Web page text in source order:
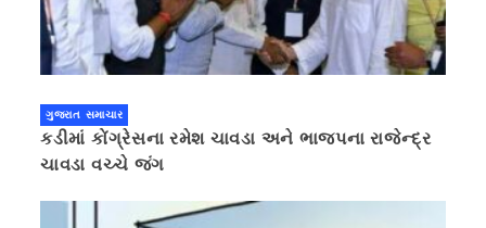
ગુજરાત સમાચાર
કડીમાં કોંગ્રેસના રમેશ ચાવડા અને ભાજપના રાજેન્દ્ર
ચાવડા વચ્ચે જંગ